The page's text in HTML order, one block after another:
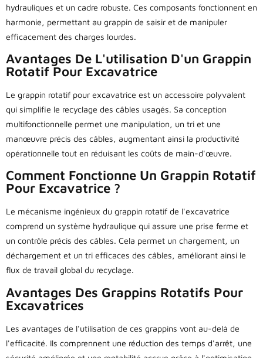
hydrauliques et un cadre robuste. Ces composants fonctionnent en
harmonie, permettant au grappin de saisir et de manipuler
efficacement des charges lourdes.
Avantages De L'utilisation D'un Grappin
Rotatif Pour Excavatrice
Le grappin rotatif pour excavatrice est un accessoire polyvalent
qui simplifie le recyclage des câbles usagés. Sa conception
multifonctionnelle permet une manipulation, un tri et une
manœuvre précis des câbles, augmentant ainsi la productivité
opérationnelle tout en réduisant les coûts de main-d'œuvre.
Comment Fonctionne Un Grappin Rotatif
Pour Excavatrice ?
Le mécanisme ingénieux du grappin rotatif de l'excavatrice
comprend un système hydraulique qui assure une prise ferme et
un contrôle précis des câbles. Cela permet un chargement, un
déchargement et un tri efficaces des câbles, améliorant ainsi le
flux de travail global du recyclage.
Avantages Des Grappins Rotatifs Pour
Excavatrices
Les avantages de l'utilisation de ces grappins vont au-delà de
l'efficacité. Ils comprennent une réduction des temps d'arrêt, une